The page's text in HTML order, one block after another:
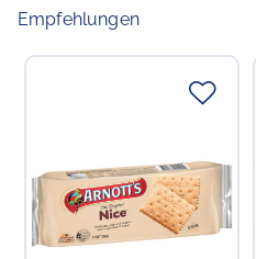
Empfehlungen